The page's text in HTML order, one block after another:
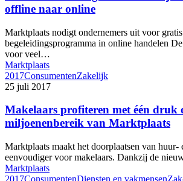
offline naar online
Marktplaats nodigt ondernemers uit voor gratis
begeleidingsprogramma in online handelen
voor veel…
Marktplaats
2017ConsumentenZakelijk
25 juli 2017
Makelaars profiteren met één druk
miljoenenbereik van Marktplaats
Marktplaats maakt het doorplaatsen van
eenvoudiger voor makelaars. Dankzij de
Marktplaats
2017ConsumentenDiensten en vakmensen